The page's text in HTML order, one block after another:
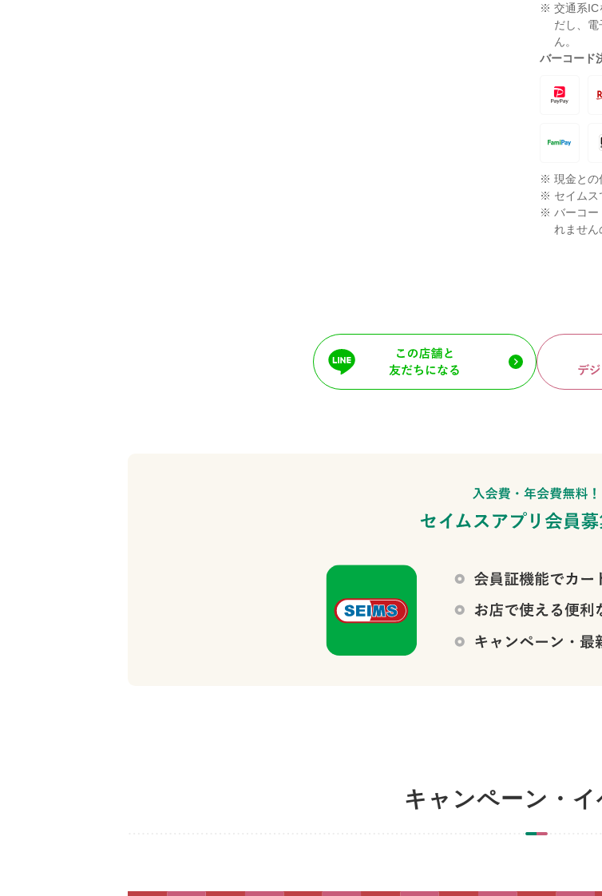
※ 交通系IC
だし、
ん。
バーコード
※ 現金との
※ セイムス
※ バーコー
れません
キャンペーン・イ